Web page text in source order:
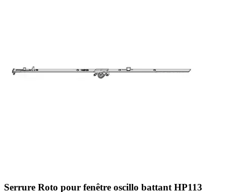
Serrure Roto pour fenêtre oscillo battant HP113